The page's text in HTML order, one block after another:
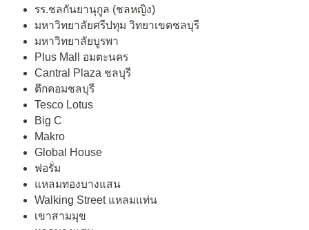
รร.ชลกันยานุกูล (ชลหญิง)
มหาวิทยาลัยศรีปทุม วิทยาเขตชลบุรี
มหาวิทยาลัยบูรพา
Plus Mall อมตะนคร
Cantral Plaza ชลบุรี
ตึกคอมชลบุรี
Tesco Lotus
Big C
Makro
Global House
ฟอรั่ม
แหลมทองบางแสน
Walking Street แหลมแท่น
เขาสามมุข